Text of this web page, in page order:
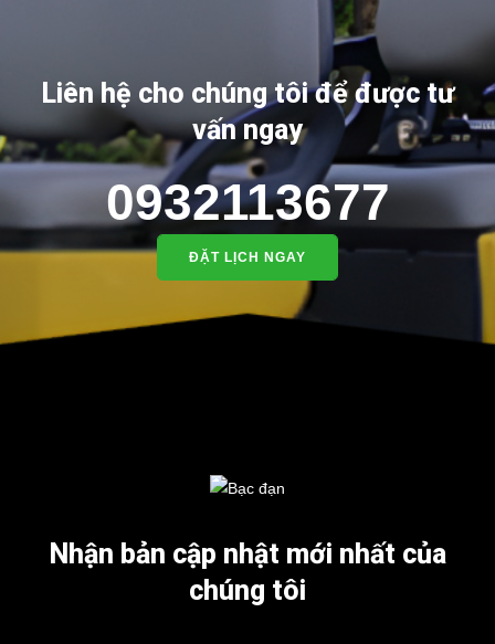
Liên hệ cho chúng tôi để được tư
vấn ngay
0932113677
ĐẶT LỊCH NGAY
Nhận bản cập nhật mới nhất của
chúng tôi